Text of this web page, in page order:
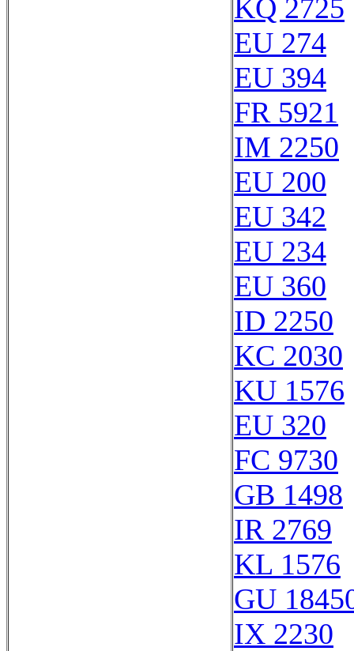
KQ 2725
EU 274
EU 394
FR 5921
IM 2250
EU 200
EU 342
EU 234
EU 360
ID 2250
KC 2030
KU 1576
EU 320
FC 9730
GB 1498
IR 2769
KL 1576
GU
IX 2230